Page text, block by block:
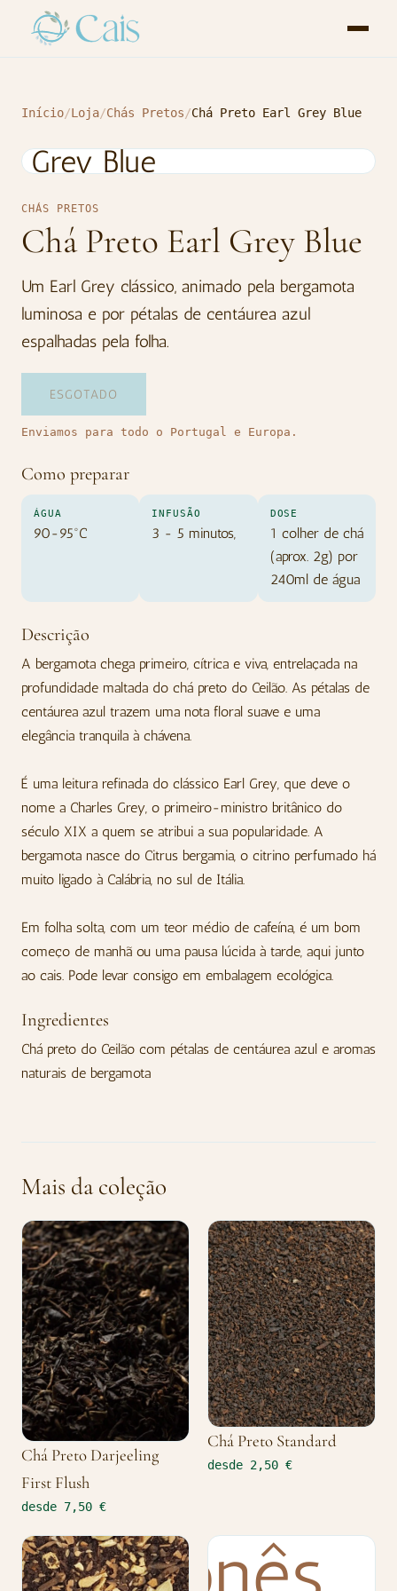
Início/Loja/Chás Pretos/Chá Preto Earl Grey Blue
CHÁS PRETOS
Chá Preto Earl Grey Blue
Um Earl Grey clássico, animado pela bergamota
luminosa e por pétalas de centáurea azul
espalhadas pela folha.
ESGOTADO
Enviamos para todo o Portugal e Europa.
Como preparar
ÁGUA
90-95ºC
INFUSÃO
3 - 5 minutos,
DOSE
1 colher de chá
(aprox. 2g) por
240ml de água
Descrição
A bergamota chega primeiro, cítrica e viva, entrelaçada na
profundidade maltada do chá preto do Ceilão. As pétalas de
centáurea azul trazem uma nota floral suave e uma
elegância tranquila à chávena.
É uma leitura refinada do clássico Earl Grey, que deve o
nome a Charles Grey, o primeiro-ministro britânico do
século XIX a quem se atribui a sua popularidade. A
bergamota nasce do Citrus bergamia, o citrino perfumado há
muito ligado à Calábria, no sul de Itália.
Em folha solta, com um teor médio de cafeína, é um bom
começo de manhã ou uma pausa lúcida à tarde, aqui junto
ao cais. Pode levar consigo em embalagem ecológica.
Ingredientes
Chá preto do Ceilão com pétalas de centáurea azul e aromas
naturais de bergamota
Mais da coleção
Chá Preto Darjeeling
First Flush
desde 7,50 €
Chá Preto Standard
desde 2,50 €